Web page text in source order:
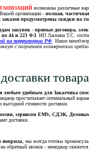
возможны различные
организации - полная,
предусмотрены скидки на
закупок - прямые договора,
по 44 и 223 ФЗ . ИП Ласкина Т.С.
на территории РФ . Наши м
с получением коммерческих
товара
любым удобным для Заказчика
просчитывает оптимальный
выгодной стоимости доставки.
сервисом EMS, СДЭК,
доставки.
вопросы , мы всегда готовы
на обратный звонок - менеджер